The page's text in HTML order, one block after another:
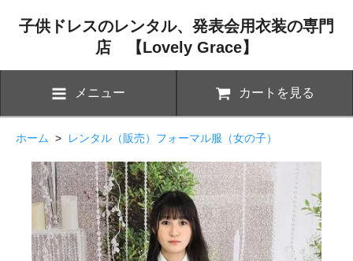
子供ドレスのレンタル、発表会用衣装の専門
店 【Lovely Grace】
メニュー カートを見る
ホーム > レンタル（販売）フォーマル服（女の子）